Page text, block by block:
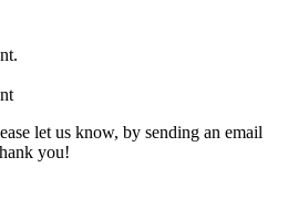
let us know, by sending an email
you!